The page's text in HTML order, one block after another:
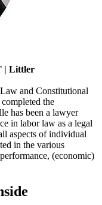
| Littler
and Constitutional
the
has been a lawyer
in labor law as a legal
aspects of individual
in the various
(economic)